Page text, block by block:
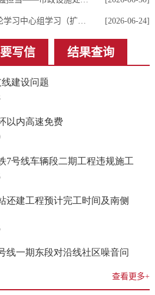
109号)相关规定，为了有效调节政府
频次范围的申请人收取费用。
理费的，应当在政府信息公开申请
信息的途径向申请人发出收费通知，说
缴纳方式等。申请人应当在收到收费通
用，逾期未缴纳的视为放弃申请，行政
请。
申请人完成缴费次日起重新计算。
安街2号院3号楼
17:30(周一至周五，节假日除外)
践行正确政绩观 学习教育领导班子第三期读书班 [2026-06-24]
写信 结果查询
查看更多+